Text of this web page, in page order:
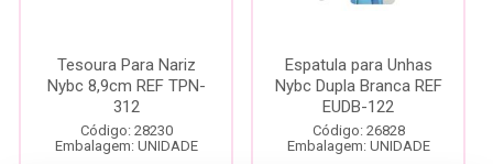
Tesoura Para Nariz
Nybc 8,9cm REF TPN-
312
Código: 28230
Embalagem: UNIDADE
Espatula para Unhas
Nybc Dupla Branca REF
EUDB-122
Código: 26828
Embalagem: UNIDADE